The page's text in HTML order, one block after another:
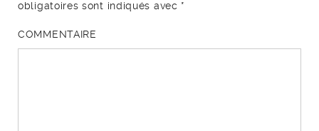
obligatoires sont indiqués avec *
COMMENTAIRE